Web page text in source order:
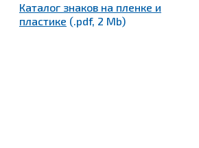
Каталог знаков на пленке и
пластике (.pdf, 2 Mb)